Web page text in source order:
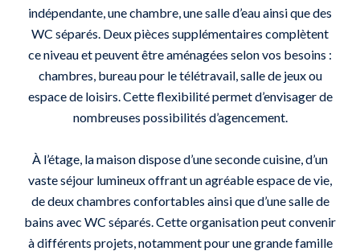
indépendante, une chambre, une salle d’eau ainsi que des
WC séparés. Deux pièces supplémentaires complètent
ce niveau et peuvent être aménagées selon vos besoins :
chambres, bureau pour le télétravail, salle de jeux ou
espace de loisirs. Cette flexibilité permet d’envisager de
nombreuses possibilités d’agencement.
À l’étage, la maison dispose d’une seconde cuisine, d’un
vaste séjour lumineux offrant un agréable espace de vie,
de deux chambres confortables ainsi que d’une salle de
bains avec WC séparés. Cette organisation peut convenir
à différents projets, notamment pour une grande famille